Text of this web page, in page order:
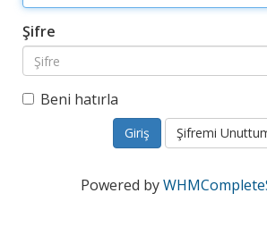
Şifre
Beni hatırla
Şifremi
Powered by